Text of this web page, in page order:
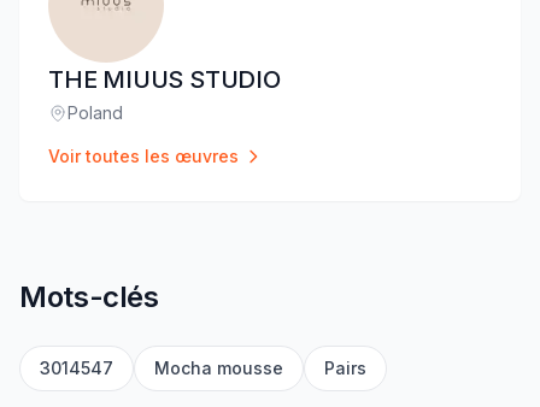
THE MIUUS STUDIO
Lieu :
Poland
Voir toutes les œuvres
Mots-clés
3014547 Mocha mousse Pairs